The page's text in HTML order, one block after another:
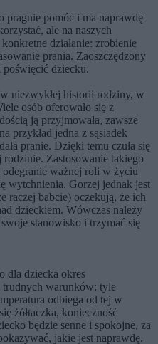
pragnie pomóc i ma naprawdę
ale na naszych
działanie: zrobienie
prania. Zaoszczędzony
poświęcić dziecku.
niezwykłej historii rodziny, w
osób oferowało się z
ją przyjmowała, zawsze
przykład jedna z sąsiadek
pranie. Dzięki temu czuła się
rodzinie. Zastosowanie takiego
ważnej roli w życiu
wytchnienia. Gorzej jednak jest
raczej babcie) oczekują, że ich
dzieckiem. Wówczas należy
stanowisko i trzymać się
dla dziecka okres
warunków: tyle
odbiega od tej w
żółtaczka, konieczność
będzie senne i spokojne, za
jakie jest naprawdę.